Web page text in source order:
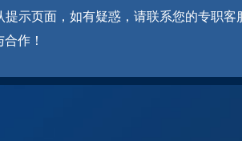
提示页面，如有疑惑，请联系您的专职客
作！